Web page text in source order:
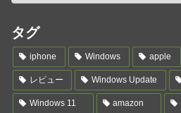
タグ
iphone Windows apple
レビュー Windows Update
Windows 11 amazon